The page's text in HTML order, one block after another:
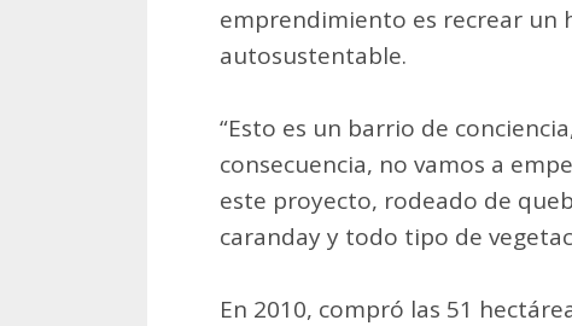
emprendimiento es recrear un
autosustentable.
“Esto es un barrio de
consecuencia, no vamos a
este proyecto, rodeado de
caranday y todo tipo de
En 2010, compró las 51